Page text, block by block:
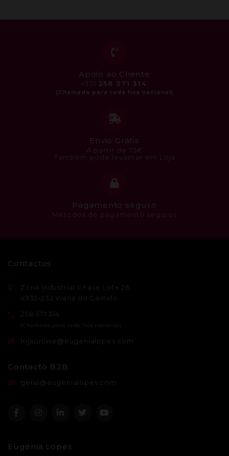
Apoio ao Cliente
+351 258 371 314
Envio Grátis
A partir de 75€
Também pode levantar em Loja
Pagamento seguro
Métodos de pagamento seguros
Contactos
Zona Industrial II Fase Lote 26,
4935-232 Viana do Castelo
258 371 314
lojaonline@eugenialopes.com
Contacto B2B
geral@eugenialopes.com
Eugénia Lopes